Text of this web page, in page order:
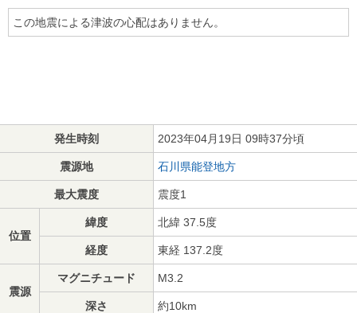
この地震による津波の心配はありません。
発生時刻 2023年04月19日 09時37分頃
震源地 石川県能登地方
最大震度 震度1
位置
緯度 北緯 37.5度
経度 東経 137.2度
震源
マグニチュード M3.2
深さ 約10km